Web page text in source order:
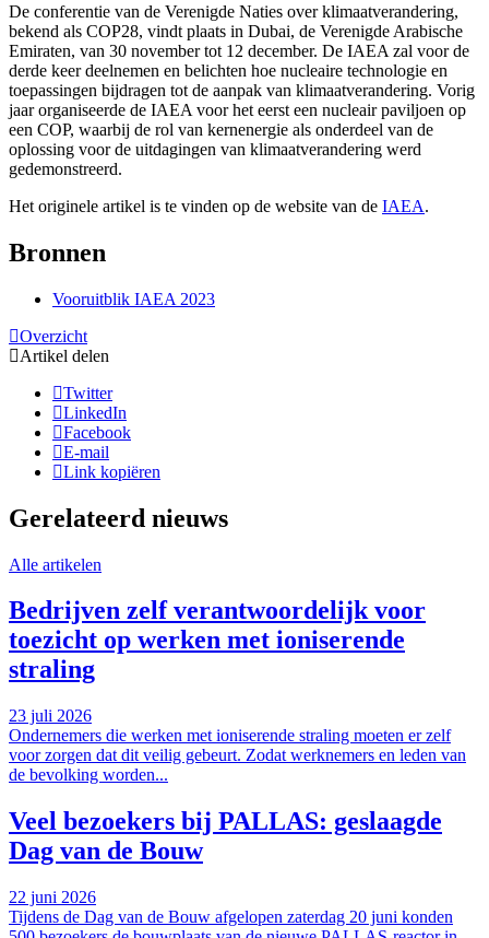
De conferentie van de Verenigde Naties over klimaatverandering,
bekend als COP28, vindt plaats in Dubai, de Verenigde Arabische
Emiraten, van 30 november tot 12 december. De IAEA zal voor de
derde keer deelnemen en belichten hoe nucleaire technologie en
toepassingen bijdragen tot de aanpak van klimaatverandering. Vorig
jaar organiseerde de IAEA voor het eerst een nucleair paviljoen op
een COP, waarbij de rol van kernenergie als onderdeel van de
oplossing voor de uitdagingen van klimaatverandering werd
gedemonstreerd.
Het originele artikel is te vinden op de website van de IAEA.
Bronnen
Vooruitblik IAEA 2023
Overzicht
Artikel delen
Twitter
LinkedIn
Facebook
E-mail
Link kopiëren
Gerelateerd nieuws
Alle artikelen
Bedrijven zelf verantwoordelijk voor
toezicht op werken met ioniserende
straling
23 juli 2026
Ondernemers die werken met ioniserende straling moeten er zelf
voor zorgen dat dit veilig gebeurt. Zodat werknemers en leden van
de bevolking worden...
Veel bezoekers bij PALLAS: geslaagde
Dag van de Bouw
22 juni 2026
Tijdens de Dag van de Bouw afgelopen zaterdag 20 juni konden